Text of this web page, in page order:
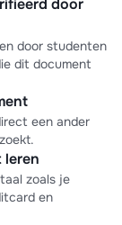
door
door studenten
dit document
een ander
leren
zoals je
en